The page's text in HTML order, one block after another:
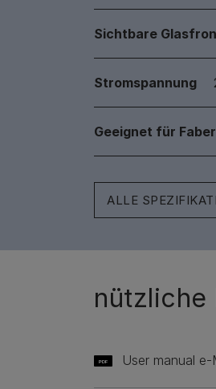
Sichtbare
Stromspannung
Geeignet für
ALLE
nützliche
PDF User manual